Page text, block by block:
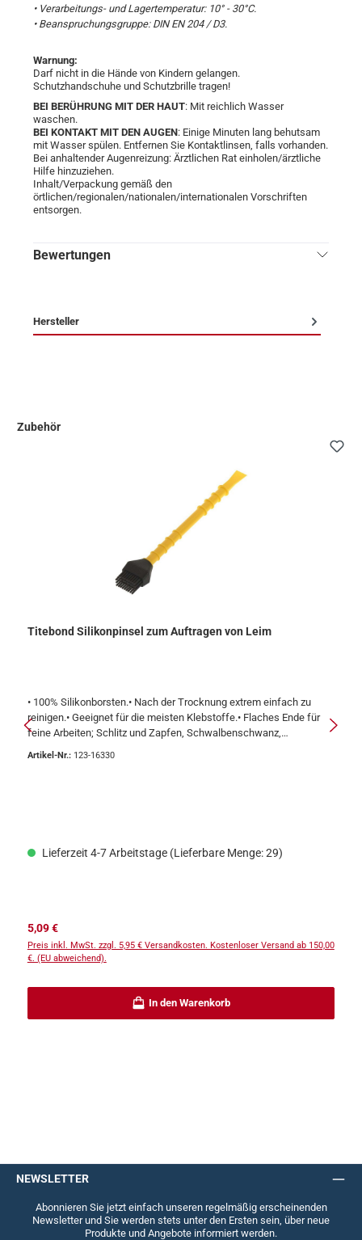
• Verarbeitungs- und Lagertemperatur: 10° - 30°C.
• Beanspruchungsgruppe: DIN EN 204 / D3.
Warnung:
Darf nicht in die Hände von Kindern gelangen.
Schutzhandschuhe und Schutzbrille tragen!
BEI BERÜHRUNG MIT DER HAUT: Mit reichlich Wasser
waschen.
BEI KONTAKT MIT DEN AUGEN: Einige Minuten lang behutsam
mit Wasser spülen. Entfernen Sie Kontaktlinsen, falls vorhanden.
Bei anhaltender Augenreizung: Ärztlichen Rat einholen/ärztliche
Hilfe hinzuziehen.
Inhalt/Verpackung gemäß den
örtlichen/regionalen/nationalen/internationalen Vorschriften
entsorgen.
Bewertungen
Hersteller
Produktgalerie überspringen
Zubehör
Titebond Silikonpinsel zum Auftragen von Leim
• 100% Silikonborsten.• Nach der Trocknung extrem einfach zu
reinigen.• Geeignet für die meisten Klebstoffe.• Flaches Ende für
feine Arbeiten; Schlitz und Zapfen, Schwalbenschwanz,
Fingerzinken und Leisten.Titebond Titebrush ist ein hochwertiger
Artikel-Nr.: 123-16330
Lieferzeit 4-7 Arbeitstage (Lieferbare Menge: 29)
Regulärer Preis:
5,09 €
Preis inkl. MwSt. zzgl. 5,95 € Versandkosten. Kostenloser Versand ab 150,00
€. (EU abweichend).
In den Warenkorb
NEWSLETTER
Abonnieren Sie jetzt einfach unseren regelmäßig erscheinenden
Newsletter und Sie werden stets unter den Ersten sein, über neue
Produkte und Angebote informiert werden.